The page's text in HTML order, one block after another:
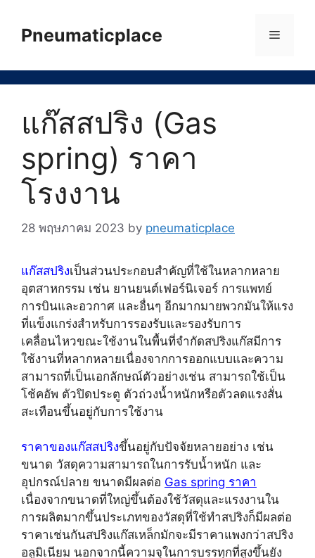
contentPneumaticplace Menu
แก๊สสปริง (Gas
spring) ราคา
โรงงาน
28 พฤษภาคม 2023 by pneumaticplace
แก๊สสปริงเป็นส่วนประกอบสำคัญที่ใช้ในหลากหลาย
อุตสาหกรรม เช่น ยานยนต์เฟอร์นิเจอร์ การแพทย์
การบินและอวกาศ และอื่นๆ อีกมากมายพวกมันให้แรง
ที่แข็งแกร่งสำหรับการรองรับและรองรับการ
เคลื่อนไหวขณะใช้งานในพื้นที่จำกัดสปริงแก๊สมีการ
ใช้งานที่หลากหลายเนื่องจากการออกแบบและความ
สามารถที่เป็นเอกลักษณ์ตัวอย่างเช่น สามารถใช้เป็น
โช้คอัพ ตัวปิดประตู ตัวถ่วงน้ำหนักหรือตัวลดแรงสั่น
สะเทือนขึ้นอยู่กับการใช้งาน
ราคาของแก๊สสปริงขึ้นอยู่กับปัจจัยหลายอย่าง เช่น
ขนาด วัสดุความสามารถในการรับน้ำหนัก และ
อุปกรณ์ปลาย ขนาดมีผลต่อ Gas spring ราคา
เนื่องจากขนาดที่ใหญ่ขึ้นต้องใช้วัสดุและแรงงานใน
การผลิตมากขึ้นประเภทของวัสดุที่ใช้ทำสปริงก็มีผลต่อ
ราคาเช่นกันสปริงแก๊สเหล็กมักจะมีราคาแพงกว่าสปริง
อลูมิเนียม นอกจากนี้ความจุในการบรรทุกที่สูงขึ้นยัง